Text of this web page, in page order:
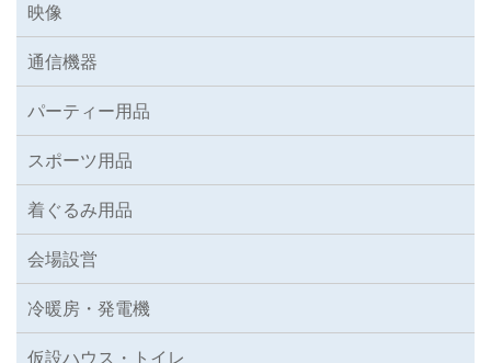
映像
通信機器
パーティー用品
スポーツ用品
着ぐるみ用品
会場設営
冷暖房・発電機
仮設ハウス・トイレ